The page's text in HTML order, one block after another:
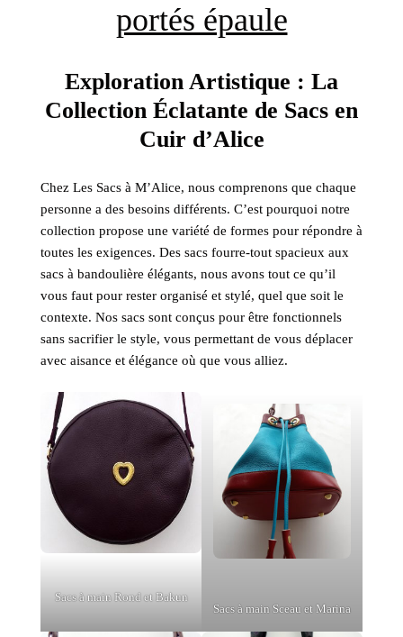
portés épaule
Exploration Artistique : La
Collection Éclatante de Sacs en
Cuir d’Alice
Chez Les Sacs à M’Alice, nous comprenons que chaque
personne a des besoins différents. C’est pourquoi notre
collection propose une variété de formes pour répondre à
toutes les exigences. Des sacs fourre-tout spacieux aux
sacs à bandoulière élégants, nous avons tout ce qu’il
vous faut pour rester organisé et stylé, quel que soit le
contexte. Nos sacs sont conçus pour être fonctionnels
sans sacrifier le style, vous permettant de vous déplacer
avec aisance et élégance où que vous alliez.
Sacs à main Rond et Bakun
Sacs à main Sceau et Marina